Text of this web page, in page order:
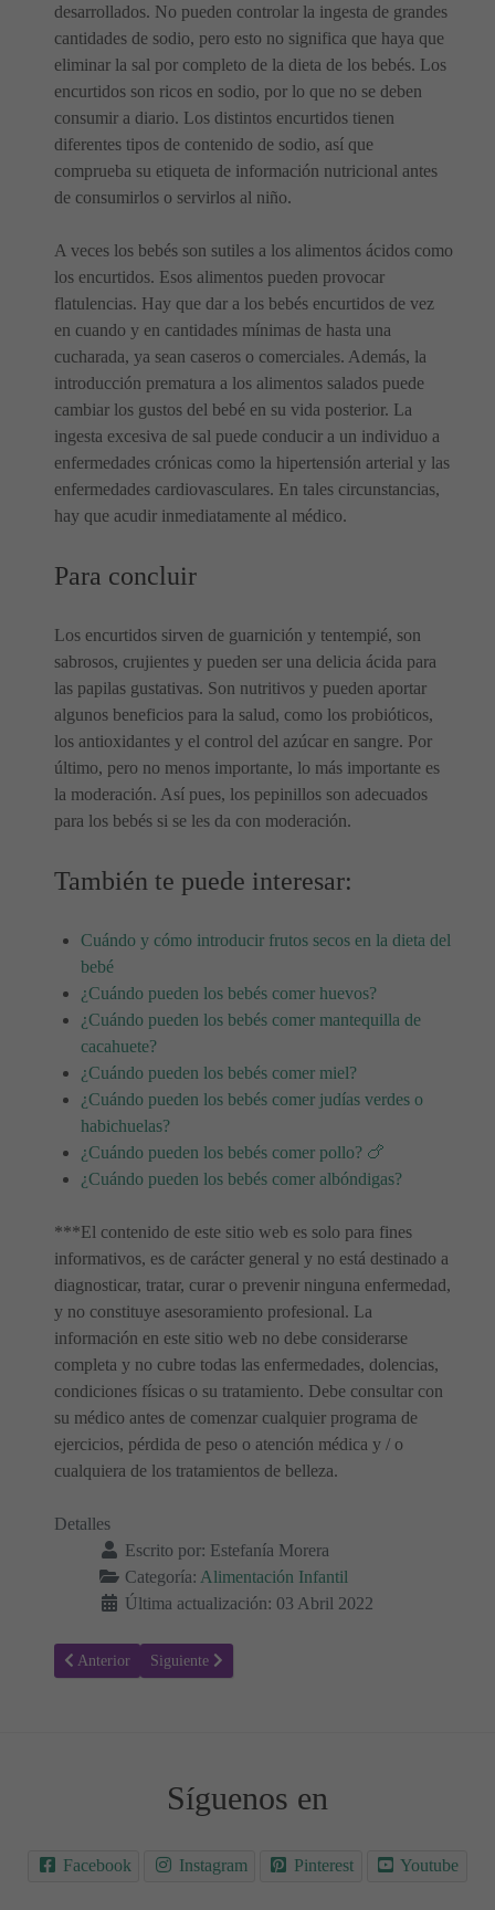
desarrollados. No pueden controlar la ingesta de grandes
cantidades de sodio, pero esto no significa que haya que
eliminar la sal por completo de la dieta de los bebés. Los
encurtidos son ricos en sodio, por lo que no se deben
consumir a diario. Los distintos encurtidos tienen
diferentes tipos de contenido de sodio, así que
comprueba su etiqueta de información nutricional antes
de consumirlos o servirlos al niño.
A veces los bebés son sutiles a los alimentos ácidos como
los encurtidos. Esos alimentos pueden provocar
flatulencias. Hay que dar a los bebés encurtidos de vez
en cuando y en cantidades mínimas de hasta una
cucharada, ya sean caseros o comerciales. Además, la
introducción prematura a los alimentos salados puede
cambiar los gustos del bebé en su vida posterior. La
ingesta excesiva de sal puede conducir a un individuo a
enfermedades crónicas como la hipertensión arterial y las
enfermedades cardiovasculares. En tales circunstancias,
hay que acudir inmediatamente al médico.
Para concluir
Los encurtidos sirven de guarnición y tentempié, son
sabrosos, crujientes y pueden ser una delicia ácida para
las papilas gustativas. Son nutritivos y pueden aportar
algunos beneficios para la salud, como los probióticos,
los antioxidantes y el control del azúcar en sangre. Por
último, pero no menos importante, lo más importante es
la moderación. Así pues, los pepinillos son adecuados
para los bebés si se les da con moderación.
También te puede interesar:
Cuándo y cómo introducir frutos secos en la dieta del
bebé
¿Cuándo pueden los bebés comer huevos?
¿Cuándo pueden los bebés comer mantequilla de
cacahuete?
¿Cuándo pueden los bebés comer miel?
¿Cuándo pueden los bebés comer judías verdes o
habichuelas?
¿Cuándo pueden los bebés comer pollo? 🍗
¿Cuándo pueden los bebés comer albóndigas?
***El contenido de este sitio web es solo para fines
informativos, es de carácter general y no está destinado a
diagnosticar, tratar, curar o prevenir ninguna enfermedad,
y no constituye asesoramiento profesional. La
información en este sitio web no debe considerarse
completa y no cubre todas las enfermedades, dolencias,
condiciones físicas o su tratamiento. Debe consultar con
su médico antes de comenzar cualquier programa de
ejercicios, pérdida de peso o atención médica y / o
cualquiera de los tratamientos de belleza.
Detalles
Escrito por: Estefanía Morera
Categoría: Alimentación Infantil
Última actualización: 03 Abril 2022
Artículo anterior: ¿Cuándo pueden los bebés comer salmón?
Anterior Artículo siguiente: ¿Cuándo pueden los bebés comer
Siguiente
Síguenos en
Facebook Instagram Pinterest Youtube